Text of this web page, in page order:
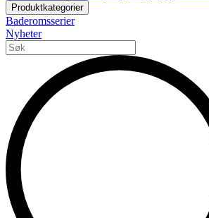
Produktkategorier
Baderomsserier
Nyheter